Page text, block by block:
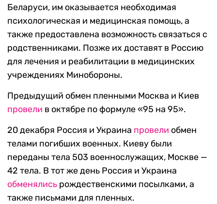
Беларуси, им оказывается необходимая
психологическая и медицинская помощь, а
также предоставлена возможность связаться с
родственниками. Позже их доставят в Россию
для лечения и реабилитации в медицинских
учреждениях Минобороны.
Предыдущий обмен пленными Москва и Киев
провели в октябре по формуле «95 на 95».
20 декабря Россия и Украина провели обмен
телами погибших военных. Киеву были
переданы тела 503 военнослужащих, Москве —
42 тела. В тот же день Россия и Украина
обменялись рождественскими посылками, а
также письмами для пленных.